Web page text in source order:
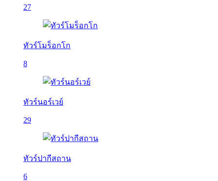
27
ทัวร์โมร็อกโก
8
ทัวร์นอร์เวย์
29
ทัวร์ปากีสถาน
6